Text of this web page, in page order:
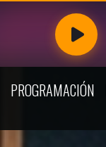
PROGRAMACIÓN